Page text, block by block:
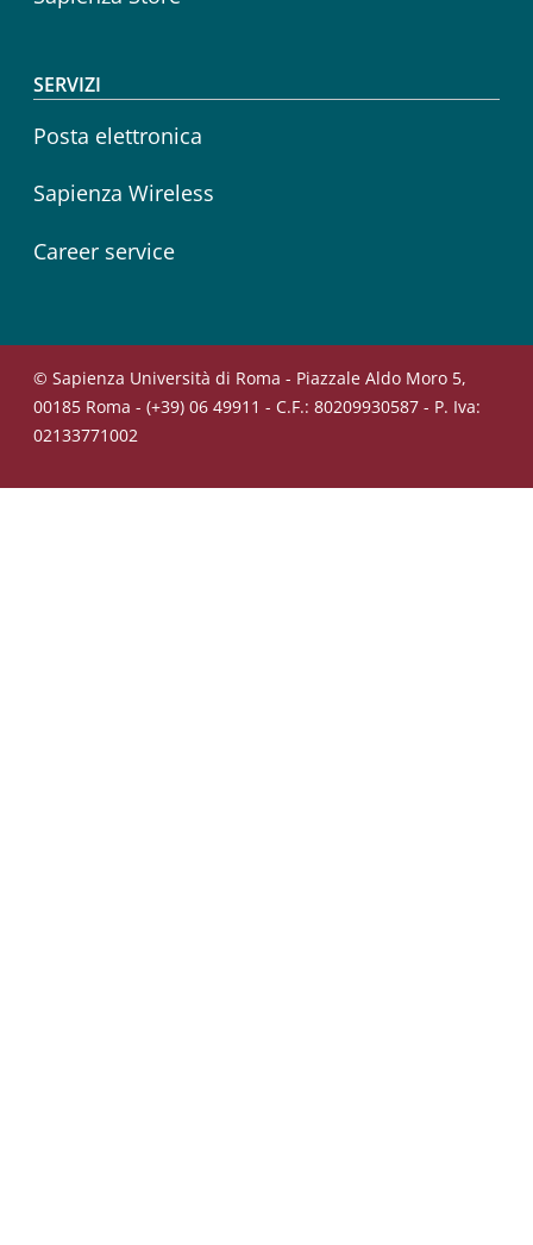
SERVIZI
Posta elettronica
Sapienza Wireless
Career service
© Sapienza Università di Roma - Piazzale Aldo Moro 5,
00185 Roma - (+39) 06 49911 - C.F.: 80209930587 - P. Iva:
02133771002